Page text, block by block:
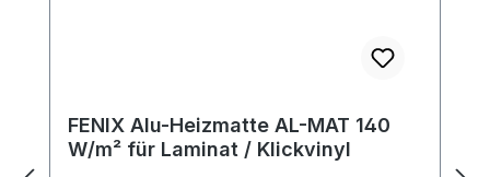
FENIX Alu-Heizmatte AL-MAT 140
W/m² für Laminat / Klickvinyl